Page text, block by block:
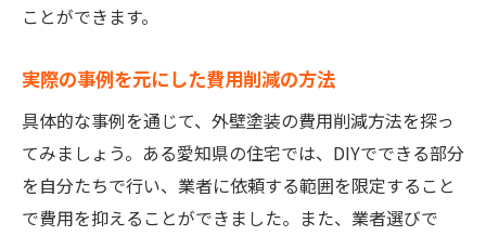
ことができます。
実際の事例を元にした費用削減の方法
具体的な事例を通じて、外壁塗装の費用削減方法を探っ
てみましょう。ある愛知県の住宅では、DIYでできる部分
を自分たちで行い、業者に依頼する範囲を限定すること
で費用を抑えることができました。また、業者選びで